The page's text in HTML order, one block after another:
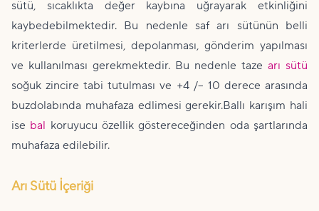
sütü, sıcaklıkta değer kaybına uğrayarak etkinliğini
kaybedebilmektedir. Bu nedenle saf arı sütünün belli
kriterlerde üretilmesi, depolanması, gönderim yapılması
ve kullanılması gerekmektedir. Bu nedenle taze arı sütü
soğuk zincire tabi tutulması ve +4 /– 10 derece arasında
buzdolabında muhafaza edlimesi gerekir.Ballı karışım hali
ise bal koruyucu özellik göstereceğinden oda şartlarında
muhafaza edilebilir.
Arı Sütü İçeriği